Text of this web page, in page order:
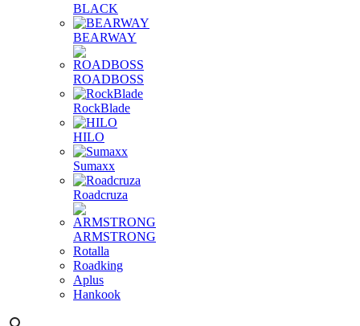
BLACK
BEARWAY
ROADBOSS
RockBlade
HILO
Sumaxx
Roadcruza
ARMSTRONG
Rotalla
Roadking
Aplus
Hankook